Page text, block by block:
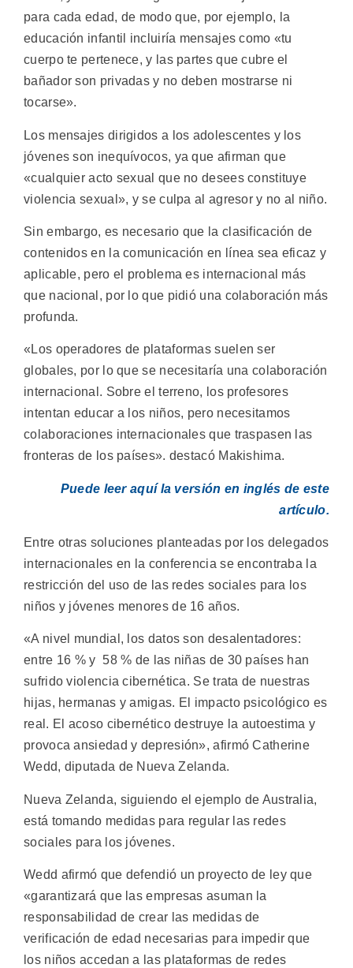
para cada edad, de modo que, por ejemplo, la
educación infantil incluiría mensajes como «tu
cuerpo te pertenece, y las partes que cubre el
bañador son privadas y no deben mostrarse ni
tocarse».
Los mensajes dirigidos a los adolescentes y los
jóvenes son inequívocos, ya que afirman que
«cualquier acto sexual que no desees constituye
violencia sexual», y se culpa al agresor y no al niño.
Sin embargo, es necesario que la clasificación de
contenidos en la comunicación en línea sea eficaz y
aplicable, pero el problema es internacional más
que nacional, por lo que pidió una colaboración más
profunda.
«Los operadores de plataformas suelen ser
globales, por lo que se necesitaría una colaboración
internacional. Sobre el terreno, los profesores
intentan educar a los niños, pero necesitamos
colaboraciones internacionales que traspasen las
fronteras de los países». destacó Makishima.
Puede leer aquí la versión en inglés de este
artículo.
Entre otras soluciones planteadas por los delegados
internacionales en la conferencia se encontraba la
restricción del uso de las redes sociales para los
niños y jóvenes menores de 16 años.
«A nivel mundial, los datos son desalentadores:
entre 16 % y 58 % de las niñas de 30 países han
sufrido violencia cibernética. Se trata de nuestras
hijas, hermanas y amigas. El impacto psicológico es
real. El acoso cibernético destruye la autoestima y
provoca ansiedad y depresión», afirmó Catherine
Wedd, diputada de Nueva Zelanda.
Nueva Zelanda, siguiendo el ejemplo de Australia,
está tomando medidas para regular las redes
sociales para los jóvenes.
Wedd afirmó que defendió un proyecto de ley que
«garantizará que las empresas asuman la
responsabilidad de crear las medidas de
verificación de edad necesarias para impedir que
los niños accedan a las plataformas de redes